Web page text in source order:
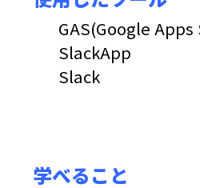
GAS(Google
SlackApp
Slack
学べること